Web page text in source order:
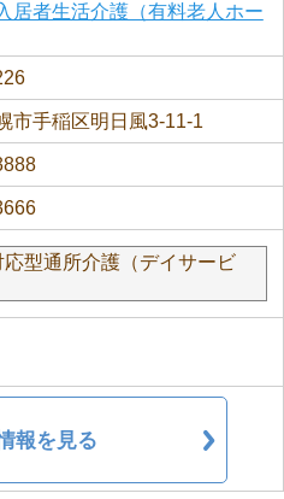
居者生活介護（有料老人ホー
市手稲区明日風3-11-1
型通所介護（デイサービ
報を見る